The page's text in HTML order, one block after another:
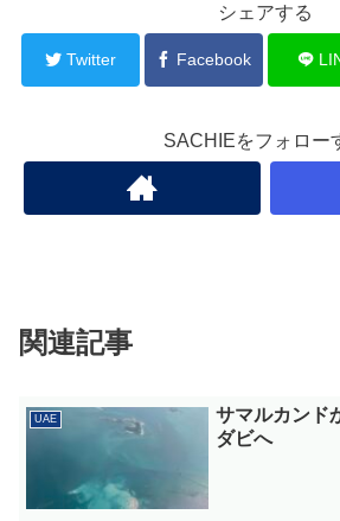
シェアする
Twitter Facebook
SACHIEをフォロー
関連記事
UAE
サマルカンド
ダビへ